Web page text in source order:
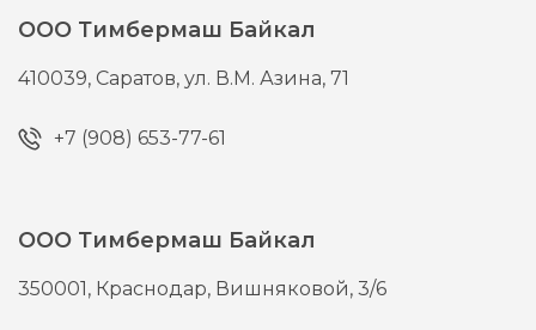
ООО Тимбермаш Байкал
410039, Саратов,ул. В.М. Азина, 71
+7 (908) 653-77-61
ООО Тимбермаш Байкал
350001, Краснодар, Вишняковой, 3/6